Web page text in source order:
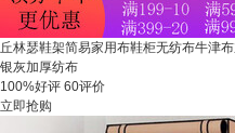
丘林瑟鞋架简易家用布鞋柜无纺布牛津
银灰加厚纺布
100%好评 60评价
立即抢购